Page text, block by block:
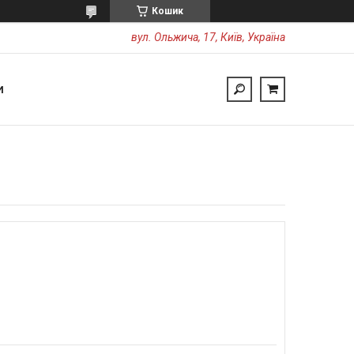
Кошик
вул. Ольжича, 17, Київ, Україна